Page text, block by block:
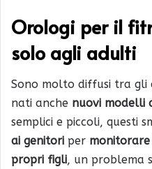
Orologi per il
solo agli adulti
Sono molto diffusi tra gli
nati anche nuovi modelli
semplici e piccoli, questi
ai genitori per
propri figli, un problema